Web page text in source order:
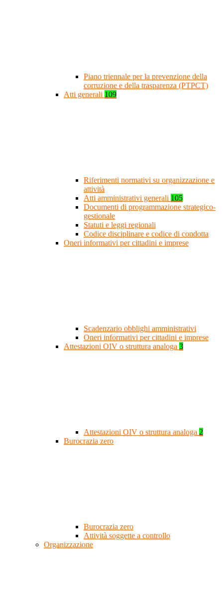
Piano triennale per la prevenzione della
corruzione e della trasparenza (PTPCT)
Atti generali 109
Riferimenti normativi su organizzazione e
attività
Atti amministrativi generali 105
Documenti di programmazione strategico-
gestionale
Statuti e leggi regionali
Codice disciplinare e codice di condotta
Oneri informativi per cittadini e imprese
Scadenzario obblighi amministrativi
Oneri informativi per cittadini e imprese
Attestazioni OIV o struttura analoga 3
Attestazioni OIV o struttura analoga 2
Burocrazia zero
Burocrazia zero
Attività soggette a controllo
Organizzazione